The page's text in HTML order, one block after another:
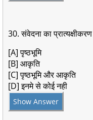
30. संवेदना का
[A] पृष्ठभूमि
[B] आकृति
[C] पृष्ठभूमि और आकृति
[D] इनमे से कोई नही
Show Answer